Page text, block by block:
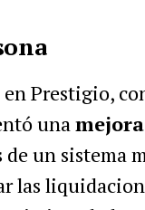
Prestigio,
una
de un sistema
las